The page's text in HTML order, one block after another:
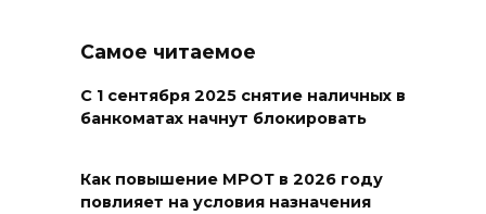
сберечь – спрячьте первое
сорванное яблоко: приметы
Самое читаемое
С 1 сентября 2025 снятие наличных в
банкоматах начнут блокировать
Как повышение МРОТ в 2026 году
повлияет на условия назначения